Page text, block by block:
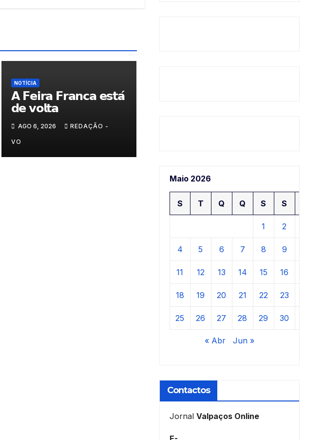
NOTÍCIA
𝗔 𝗙𝗲𝗶𝗿𝗮 𝗙𝗿𝗮𝗻𝗰𝗮 𝗲𝘀𝘁𝗮́
𝗱𝗲 𝘃𝗼𝗹𝘁𝗮
AGO 6, 2026 REDAÇÃO -
VO
Maio 2026
S T Q Q S S
1 2
4 5 6 7 8 9
11 12 13 14 15 16
18 19 20 21 22 23
25 26 27 28 29 30
« Abr Jun »
Contactos
Jornal Valpaços Online